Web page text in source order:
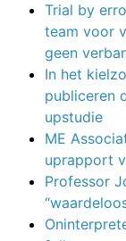
Trial by
team voor
geen
In het
publiceren
upstudie
ME
uprapport
Professor